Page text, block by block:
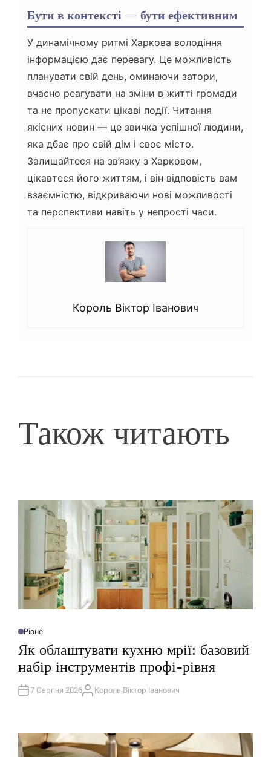
Бути в контексті — бути ефективним
У динамічному ритмі Харкова володіння
інформацією дає перевагу. Це можливість
планувати свій день, оминаючи затори,
вчасно реагувати на зміни в житті громади
та не пропускати цікаві події. Читання
якісних новин — це звичка успішної людини,
яка дбає про свій дім і своє місто.
Залишайтеся на зв’язку з Харковом,
цікавтеся його життям, і він відповість вам
взаємністю, відкриваючи нові можливості
та перспективи навіть у непрості часи.
Король Віктор Іванович
Також читають
О
У
Л
І
У
В
Різне
Як облаштувати кухню мрії: базовий
набір інструментів профі-рівня
7 Серпня 2026А
Король Віктор Іванович